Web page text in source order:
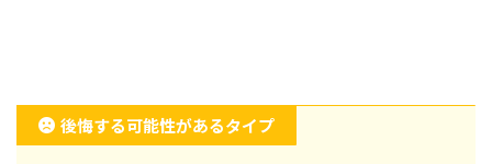
後悔する可能性があるタイプ